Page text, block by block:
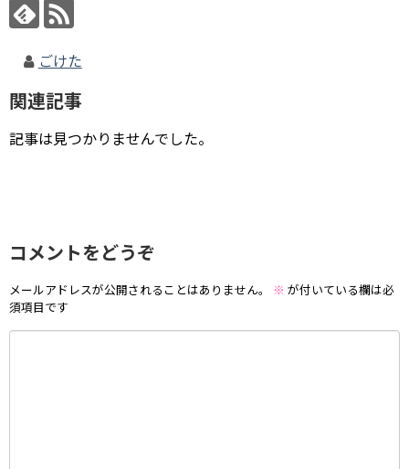
ごけた
関連記事
記事は見つかりませんでした。
コメントをどうぞ
メールアドレスが公開されることはありません。 ※ が付いている欄は必
須項目です